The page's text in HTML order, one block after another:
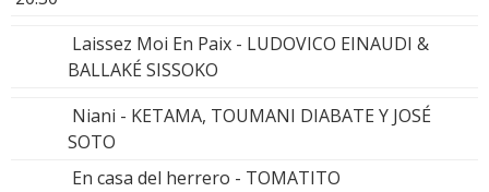
Laissez Moi En Paix - LUDOVICO EINAUDI &
BALLAKÉ SISSOKO
Niani - KETAMA, TOUMANI DIABATE Y JOSÉ
SOTO
En casa del herrero - TOMATITO